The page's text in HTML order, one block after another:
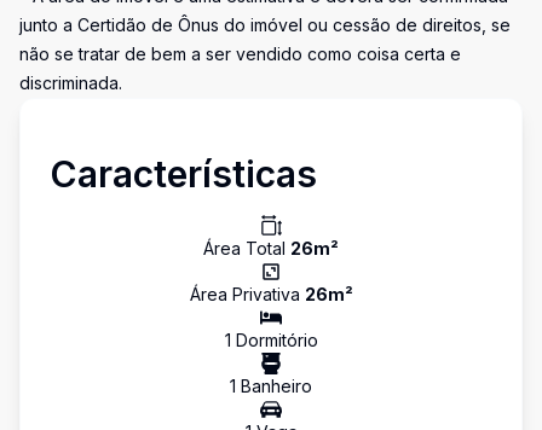
junto a Certidão de Ônus do imóvel ou cessão de direitos, se
não se tratar de bem a ser vendido como coisa certa e
discriminada.
Características
Área Total 26m²
Área Privativa 26m²
1 Dormitório
1 Banheiro